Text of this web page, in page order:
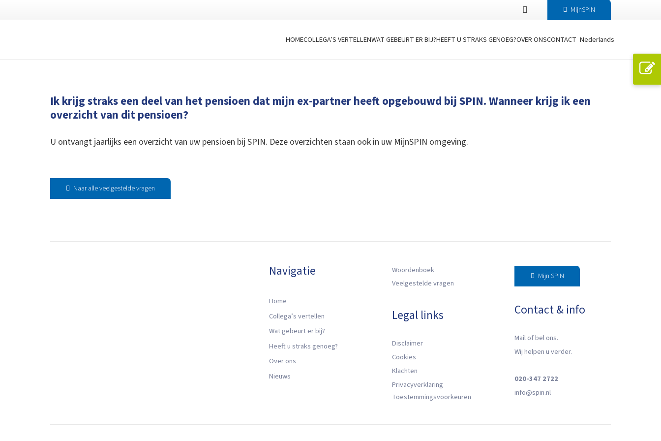
MijnSPIN
HOMECOLLEGA’S VERTELLENWAT GEBEURT ER BIJ?HEEFT U STRAKS GENOEG?OVER ONSCONTACT Nederlands
Ik krijg straks een deel van het pensioen dat mijn ex-partner heeft opgebouwd bij SPIN. Wanneer krijg ik een
overzicht van dit pensioen?
U ontvangt jaarlijks een overzicht van uw pensioen bij SPIN. Deze overzichten staan ook in uw MijnSPIN omgeving.
Naar alle veelgestelde vragen
Navigatie
Home
Collega’s vertellen
Wat gebeurt er bij?
Heeft u straks genoeg?
Over ons
Nieuws
Woordenboek
Veelgestelde vragen
Legal links
Disclaimer
Cookies
Klachten
Privacyverklaring
Toestemmingsvoorkeuren
Mijn SPIN
Contact & info
Mail of bel ons.
Wij helpen u verder.
020-347 2722
info@spin.nl